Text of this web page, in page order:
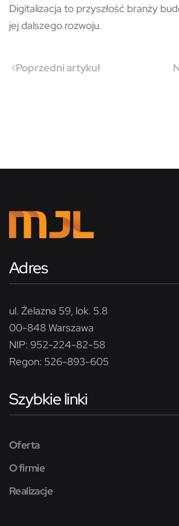
Digitalizacja to przyszłość branży
jej dalszego rozwoju.
Poprzedni artykuł
Adres
ul. Żelazna 59, lok. 5.8
00-848 Warszawa
NIP: 952-224-82-58
Regon: 526-893-605
Szybkie linki
Oferta
O firmie
Realizacje